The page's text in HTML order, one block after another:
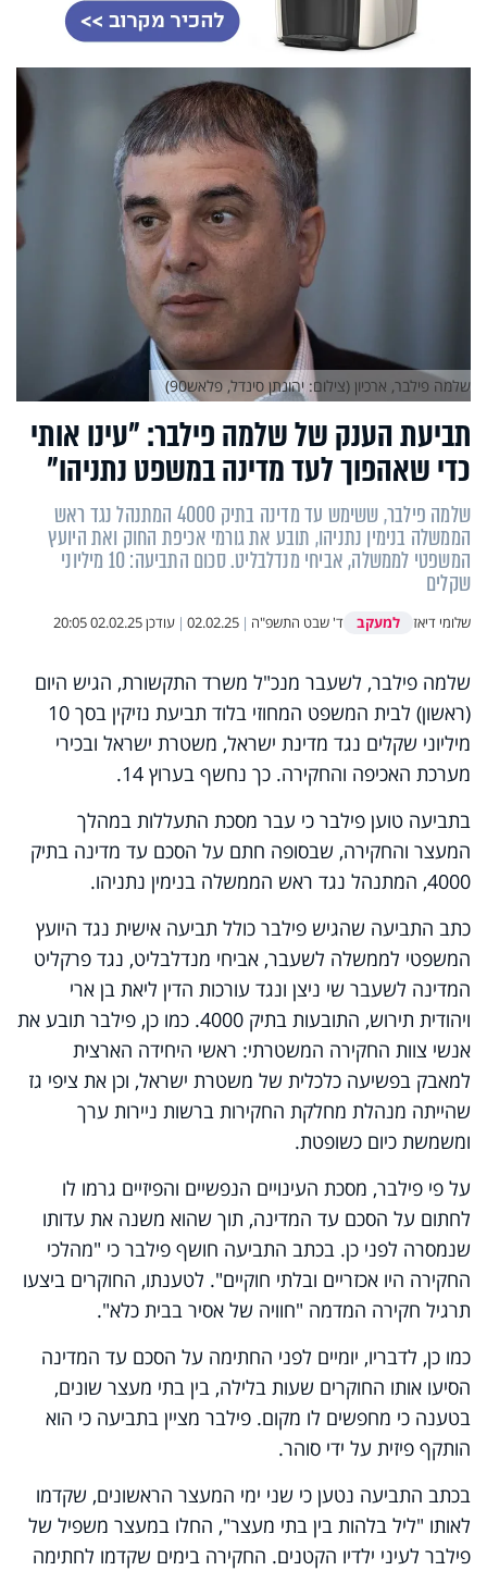
תביעת הענק של שלמה פילבר: "עינו אותי
כדי שאהפוך לעד מדינה במשפט נתניהו"
שלמה פילבר, ששימש עד מדינה בתיק 4000 המתנהל נגד ראש
הממשלה בנימין נתניהו, תובע את גורמי אכיפת החוק ואת היועץ
המשפטי לממשלה, אביחי מנדלבליט. סכום התביעה: 10 מיליוני
שקלים
שלומי דיאז למעקב ד' שבט התשפ"ה |
02.02.25
| עודכן02.02.25 20:05
שלמה פילבר, ארכיון (צילום: יהונתן סינדל, פלאש90)
שלמה פילבר, לשעבר מנכ"ל משרד התקשורת, הגיש היום
(ראשון) לבית המשפט המחוזי בלוד תביעת נזיקין בסך 10
מיליוני שקלים נגד מדינת ישראל, משטרת ישראל ובכירי
מערכת האכיפה והחקירה. כך נחשף בערוץ 14.
בתביעה טוען פילבר כי עבר מסכת התעללות במהלך
המעצר והחקירה, שבסופה חתם על הסכם עד מדינה בתיק
4000, המתנהל נגד ראש הממשלה בנימין נתניהו.
כתב התביעה שהגיש פילבר כולל תביעה אישית נגד היועץ
המשפטי לממשלה לשעבר, אביחי מנדלבליט, נגד פרקליט
המדינה לשעבר שי ניצן ונגד עורכות הדין ליאת בן ארי
ויהודית תירוש, התובעות בתיק 4000. כמו כן, פילבר תובע את
אנשי צוות החקירה המשטרתי: ראשי היחידה הארצית
למאבק בפשיעה כלכלית של משטרת ישראל, וכן את ציפי גז
שהייתה מנהלת מחלקת החקירות ברשות ניירות ערך
ומשמשת כיום כשופטת.
על פי פילבר, מסכת העינויים הנפשיים והפיזיים גרמו לו
לחתום על הסכם עד המדינה, תוך שהוא משנה את עדותו
שנמסרה לפני כן. בכתב התביעה חושף פילבר כי "מהלכי
החקירה היו אכזריים ובלתי חוקיים". לטענתו, החוקרים ביצעו
תרגיל חקירה המדמה "חוויה של אסיר בבית כלא".
כמו כן, לדבריו, יומיים לפני החתימה על הסכם עד המדינה
הסיעו אותו החוקרים שעות בלילה, בין בתי מעצר שונים,
בטענה כי מחפשים לו מקום. פילבר מציין בתביעה כי הוא
הותקף פיזית על ידי סוהר.
בכתב התביעה נטען כי שני ימי המעצר הראשונים, שקדמו
לאותו "ליל בלהות בין בתי מעצר", החלו במעצר משפיל של
פילבר לעיני ילדיו הקטנים. החקירה בימים שקדמו לחתימה